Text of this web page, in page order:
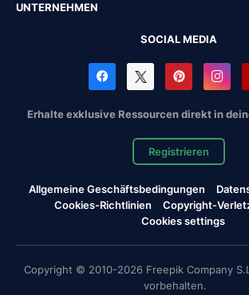
UNTERNEHMEN
SOCIAL MEDIA
Erhalte exklusive Ressourcen direkt in
Registrieren
Allgemeine Geschäftsbedingungen
Cookies-Richtlinien
Copyright-
Cookies settings
Copyright © 2010-2026 Freepik Company
vorbehalten.